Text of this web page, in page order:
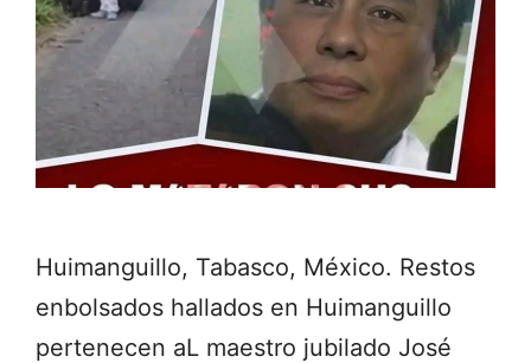
Huimanguillo, Tabasco, México. Restos
enbolsados hallados en Huimanguillo
pertenecen aL maestro jubilado José